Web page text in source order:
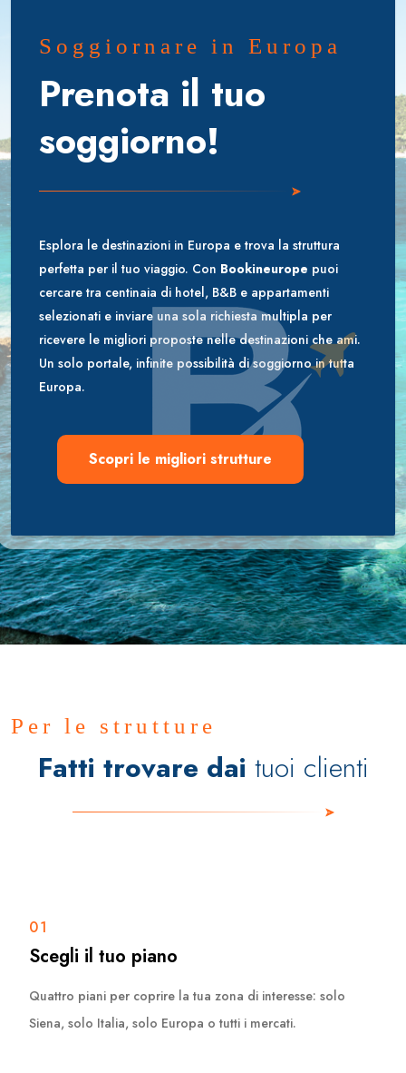
Soggiornare in Europa
Prenota il tuo
soggiorno!
Esplora le destinazioni in Europa e trova la struttura
perfetta per il tuo viaggio. Con Bookineurope puoi
cercare tra centinaia di hotel, B&B e appartamenti
selezionati e inviare una sola richiesta multipla per
ricevere le migliori proposte nelle destinazioni che ami.
Un solo portale, infinite possibilità di soggiorno in tutta
Europa.
Scopri le migliori strutture
Per le strutture
Fatti trovare dai tuoi clienti
01
Scegli il tuo piano
Quattro piani per coprire la tua zona di interesse: solo
Siena, solo Italia, solo Europa o tutti i mercati.